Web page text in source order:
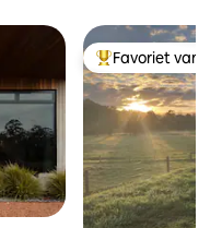
Topfavoriet van
Favoriet van